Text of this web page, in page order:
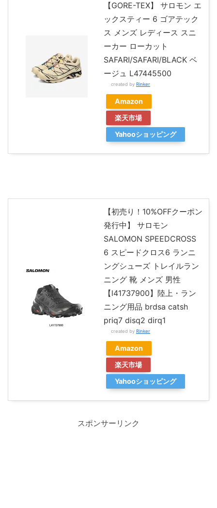
【GORE-TEX】 サロモン エ
ックスティー 6 ゴアテック
ス メンズ レディース スニ
ーカー ローカット
SAFARI/SAFARI/BLACK ベ
ージュ L47445500
created by Rinker
Amazon
楽天市場
Yahooショッピング
【初売り！10%OFFクーポン
発行中】 サロモン
SALOMON SPEEDCROSS
6 スピードクロス6 ランニ
ングシューズ トレイルラン
ニング 靴 メンズ 男性
【l41737900】陸上・ラン
ニング用品 brdsa catsh
priq7 disq2 dirq1
created by Rinker
Amazon
楽天市場
Yahooショッピング
スポンサーリンク